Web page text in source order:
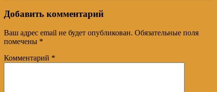
Добавить комментарий
Ваш адрес email не будет опубликован. Обязательные поля
помечены *
Комментарий *